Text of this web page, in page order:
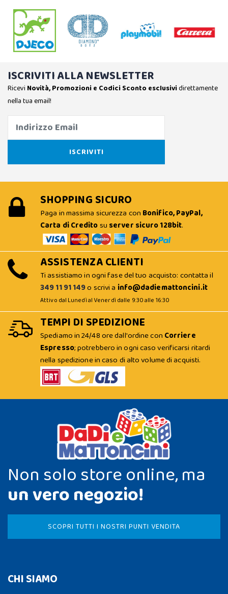
ISCRIVITI ALLA NEWSLETTER
Ricevi Novità, Promozioni e Codici Sconto esclusividirettamente
nella tua email!
SHOPPING SICURO
Paga in massima sicurezza con Bonifico, PayPal,
Carta di Creditosu server sicuro 128bit.
ASSISTENZA CLIENTI
Ti assistiamo in ogni fase del tuo acquisto: contatta il
349 11 91 149o scrivi a info@dadiemattoncini.it
Attivo dal Lunedì al Venerdì dalle 9:30 alle 16:30
TEMPI DI SPEDIZIONE
Spediamo in 24/48 ore dall'ordine con Corriere
Espresso; potrebbero in ogni caso verificarsi ritardi
nella spedizione in caso di alto volume di acquisti.
Non solo store online, ma
un vero negozio!
SCOPRI TUTTI I NOSTRI PUNTI VENDITA
CHI SIAMO